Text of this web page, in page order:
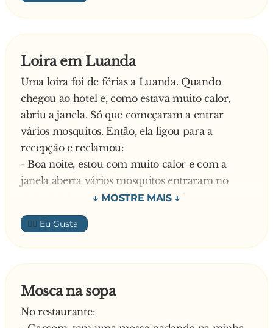
Loira em Luanda
Uma loira foi de férias a Luanda. Quando
chegou ao hotel e, como estava muito calor,
abriu a janela. Só que começaram a entrar
vários mosquitos. Então, ela ligou para a
recepção e reclamou:
- Boa noite, estou com muito calor e com a
janela aberta vários mosquitos entraram no
meu quarto e estão-me a incomodar.
- Se a Senhora desligar as luzes do seu quarto,
eles irão embora – disse-lhe o recepcionista.
Ela fez o que ele disse e realmente eles foram
embora. Depois de um tempo, começaram a
ligar para a recepção a reclamar.
O recepcionista perguntou:
👍🏼
Mosca na sopa
No restaurante: